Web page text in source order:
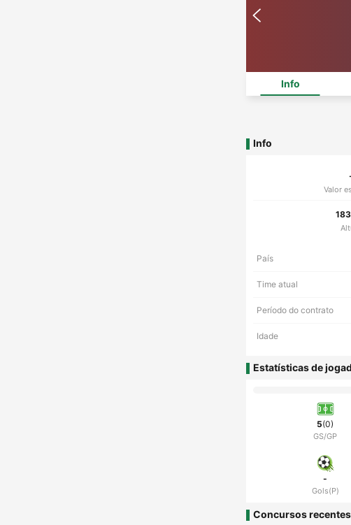
Info
Info
Valor
País
Time atual
Período do contrato
Idade
Estatísticas de
5(0)
GS/GP
-
Gols(P)
Concursos recentes